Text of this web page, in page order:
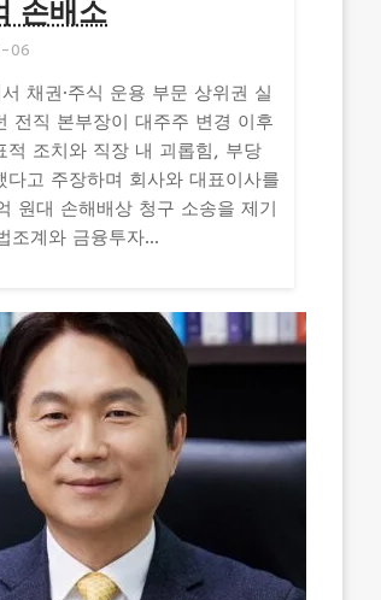
손배소
06
채권·주식 운용 부문 상위권 실
전직 본부장이 대주주 변경 이후
적 조치와 직장 내 괴롭힘, 부당
다고 주장하며 회사와 대표이사를
원대 손해배상 청구 소송을 제기
조계와 금융투자...